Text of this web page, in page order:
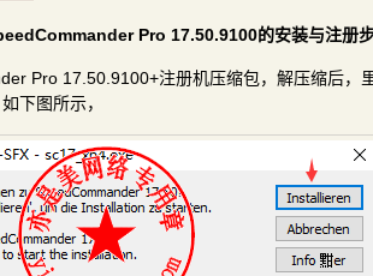
Pro 17.50.9100的安装与注册
Pro 17.50.9100+注册机压缩包，解压缩后，
下图所示，